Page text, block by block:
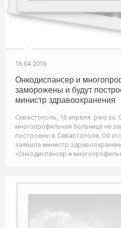
16.04.2016
Онкодиспансер и
заморожены и будут
министр здравоохранения
Севастополь, 16 апреля. pwo.su.
многопрофильная больница не
построены в Севастополе. Об
заявила министр
«Онкодиспансер и